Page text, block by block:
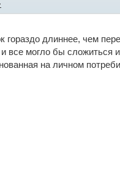
длиннее, чем
все могло бы сложиться
на личном